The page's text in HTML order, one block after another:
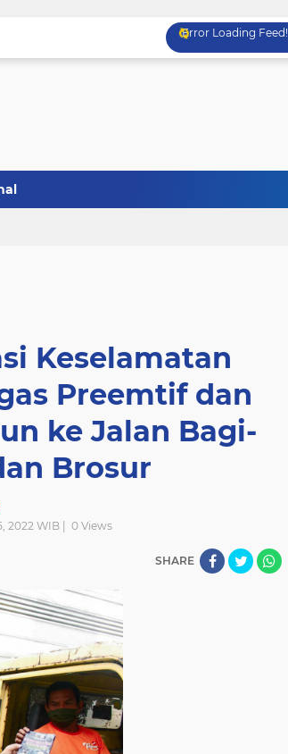
Error Loading Feed!
Keselamatan
Preemtif dan
ke Jalan Bagi-
Brosur
2022 WIB | 0 Views
SHARE